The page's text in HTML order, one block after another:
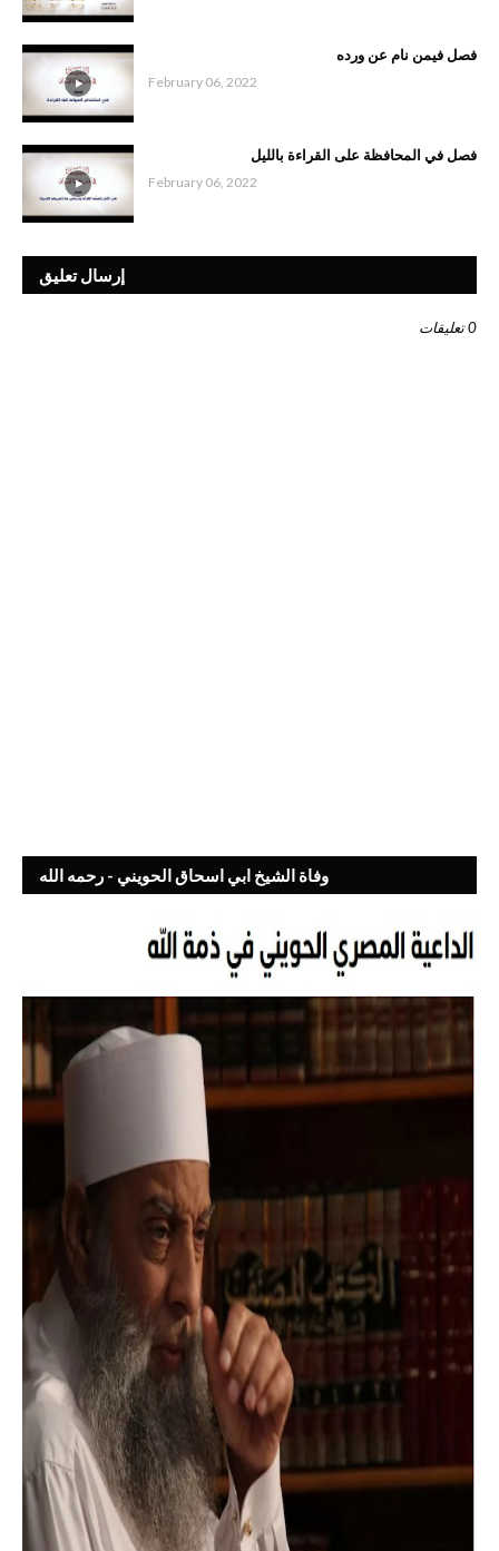
فصل فيمن نام عن ورده
February 06, 2022
فصل في المحافظة على القراءة بالليل
February 06, 2022
إرسال تعليق
0 تعليقات
وفاة الشيخ ابي اسحاق الحويني - رحمه الله